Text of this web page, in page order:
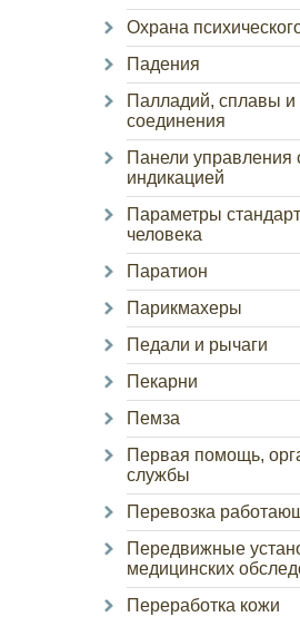
Охрана
Падения
Палладий, сплавы и
соединения
Панели управления
индикацией
Параметры
человека
Паратион
Парикмахеры
Педали и рычаги
Пекарни
Пемза
Первая помощь,
службы
Перевозка
Передвижные
медицинских
Переработка кожи